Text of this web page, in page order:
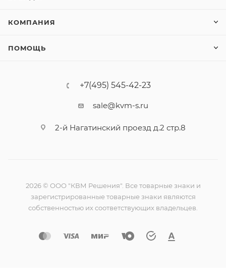
КОМПАНИЯ
ПОМОЩЬ
+7(495) 545-42-23
sale@kvm-s.ru
2-й Нагатинский проезд д.2 стр.8
2026 © ООО "КВМ Решения". Все товарные знаки и
зарегистрированные товарные знаки являются
собственностью их соответствующих владельцев.